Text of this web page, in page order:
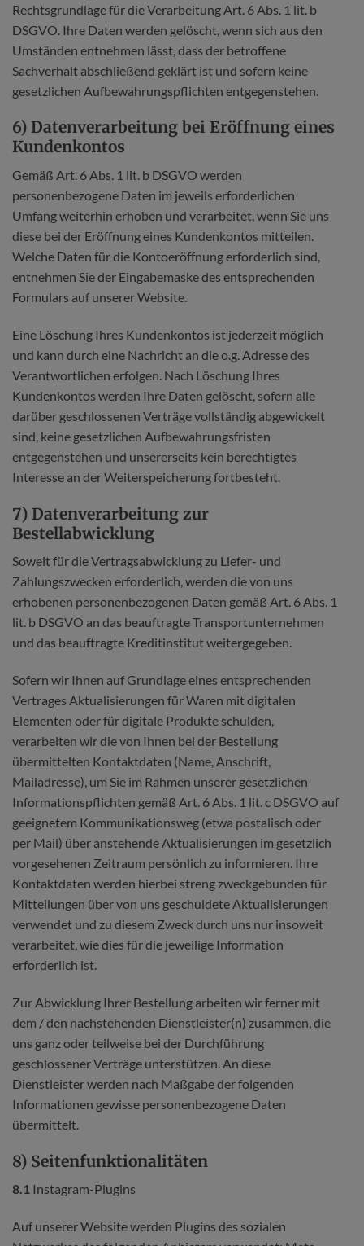
Rechtsgrundlage für die Verarbeitung Art. 6 Abs. 1 lit. b
DSGVO. Ihre Daten werden gelöscht, wenn sich aus den
Umständen entnehmen lässt, dass der betroffene
Sachverhalt abschließend geklärt ist und sofern keine
gesetzlichen Aufbewahrungspflichten entgegenstehen.
6) Datenverarbeitung bei Eröffnung eines
Kundenkontos
Gemäß Art. 6 Abs. 1 lit. b DSGVO werden
personenbezogene Daten im jeweils erforderlichen
Umfang weiterhin erhoben und verarbeitet, wenn Sie uns
diese bei der Eröffnung eines Kundenkontos mitteilen.
Welche Daten für die Kontoeröffnung erforderlich sind,
entnehmen Sie der Eingabemaske des entsprechenden
Formulars auf unserer Website.
Eine Löschung Ihres Kundenkontos ist jederzeit möglich
und kann durch eine Nachricht an die o.g. Adresse des
Verantwortlichen erfolgen. Nach Löschung Ihres
Kundenkontos werden Ihre Daten gelöscht, sofern alle
darüber geschlossenen Verträge vollständig abgewickelt
sind, keine gesetzlichen Aufbewahrungsfristen
entgegenstehen und unsererseits kein berechtigtes
Interesse an der Weiterspeicherung fortbesteht.
7) Datenverarbeitung zur
Bestellabwicklung
Soweit für die Vertragsabwicklung zu Liefer- und
Zahlungszwecken erforderlich, werden die von uns
erhobenen personenbezogenen Daten gemäß Art. 6 Abs. 1
lit. b DSGVO an das beauftragte Transportunternehmen
und das beauftragte Kreditinstitut weitergegeben.
Sofern wir Ihnen auf Grundlage eines entsprechenden
Vertrages Aktualisierungen für Waren mit digitalen
Elementen oder für digitale Produkte schulden,
verarbeiten wir die von Ihnen bei der Bestellung
übermittelten Kontaktdaten (Name, Anschrift,
Mailadresse), um Sie im Rahmen unserer gesetzlichen
Informationspflichten gemäß Art. 6 Abs. 1 lit. c DSGVO auf
geeignetem Kommunikationsweg (etwa postalisch oder
per Mail) über anstehende Aktualisierungen im gesetzlich
vorgesehenen Zeitraum persönlich zu informieren. Ihre
Kontaktdaten werden hierbei streng zweckgebunden für
Mitteilungen über von uns geschuldete Aktualisierungen
verwendet und zu diesem Zweck durch uns nur insoweit
verarbeitet, wie dies für die jeweilige Information
erforderlich ist.
Zur Abwicklung Ihrer Bestellung arbeiten wir ferner mit
dem / den nachstehenden Dienstleister(n) zusammen, die
uns ganz oder teilweise bei der Durchführung
geschlossener Verträge unterstützen. An diese
Dienstleister werden nach Maßgabe der folgenden
Informationen gewisse personenbezogene Daten
übermittelt.
8) Seitenfunktionalitäten
8.1 Instagram-Plugins
Auf unserer Website werden Plugins des sozialen